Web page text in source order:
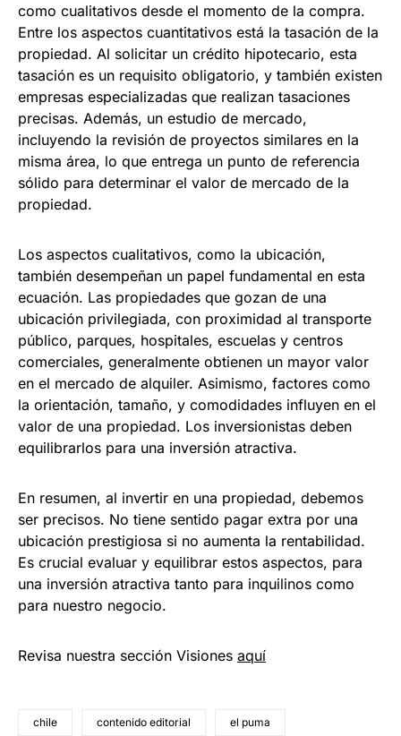
como cualitativos desde el momento de la compra.
Entre los aspectos cuantitativos está la tasación de la
propiedad. Al solicitar un crédito hipotecario, esta
tasación es un requisito obligatorio, y también existen
empresas especializadas que realizan tasaciones
precisas. Además, un estudio de mercado,
incluyendo la revisión de proyectos similares en la
misma área, lo que entrega un punto de referencia
sólido para determinar el valor de mercado de la
propiedad.
Los aspectos cualitativos, como la ubicación,
también desempeñan un papel fundamental en esta
ecuación. Las propiedades que gozan de una
ubicación privilegiada, con proximidad al transporte
público, parques, hospitales, escuelas y centros
comerciales, generalmente obtienen un mayor valor
en el mercado de alquiler. Asimismo, factores como
la orientación, tamaño, y comodidades influyen en el
valor de una propiedad. Los inversionistas deben
equilibrarlos para una inversión atractiva.
En resumen, al invertir en una propiedad, debemos
ser precisos. No tiene sentido pagar extra por una
ubicación prestigiosa si no aumenta la rentabilidad.
Es crucial evaluar y equilibrar estos aspectos, para
una inversión atractiva tanto para inquilinos como
para nuestro negocio.
Revisa nuestra sección Visiones aquí
chile contenido editorial el puma